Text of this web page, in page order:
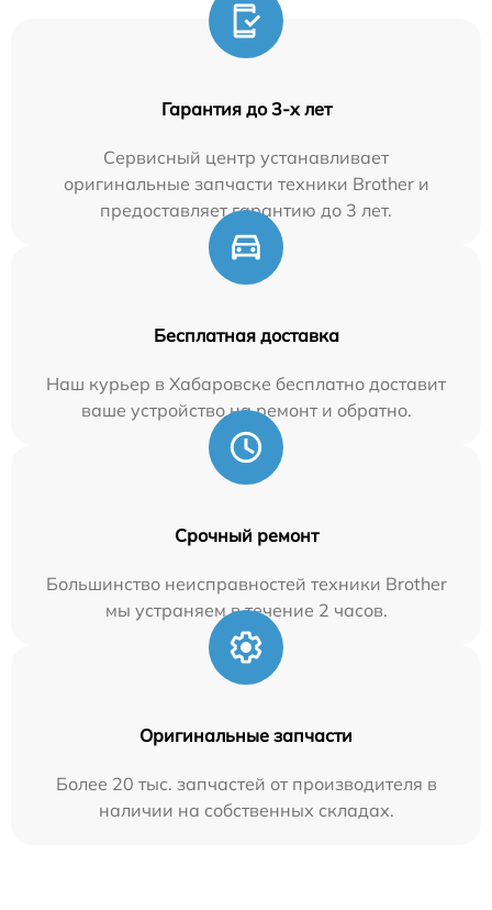
Гарантия до 3-х лет
Сервисный центр устанавливает
оригинальные запчасти техники Brother и
предоставляет гарантию до 3 лет.
Бесплатная доставка
Наш курьер в Хабаровске бесплатно доставит
ваше устройство на ремонт и обратно.
Срочный ремонт
Большинство неисправностей техники Brother
мы устраняем в течение 2 часов.
Оригинальные запчасти
Более 20 тыс. запчастей от производителя в
наличии на собственных складах.